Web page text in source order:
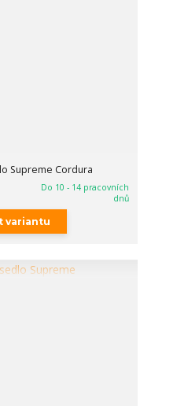
Supreme Cordura
Do 10 - 14 pracovních
dnů
variantu